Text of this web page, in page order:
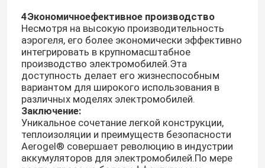
Домой
4Экономичноефективное производство
Несмотря на высокую производительность
аэрогеля, его более экономически эффективно
интегрировать в крупномасштабное
производство электромобилей.Эта
доступность делает его жизнеспособным
вариантом для широкого использования в
различных моделях электромобилей.
Заключение:
Уникальное сочетание легкой конструкции,
теплоизоляции и преимуществ безопасности
Aerogel® совершает революцию в индустрии
аккумуляторов для электромобилей.По мере